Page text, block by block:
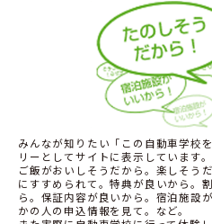
みんなが知りたい「この自動車学校
リーとしてサイトに表示しています。
ご飯がおいしそうだから。楽しそう
にすすめられて。特典が良いから。
ら。保証内容が良いから。宿泊施設
かの人の申込情報を見て。など。